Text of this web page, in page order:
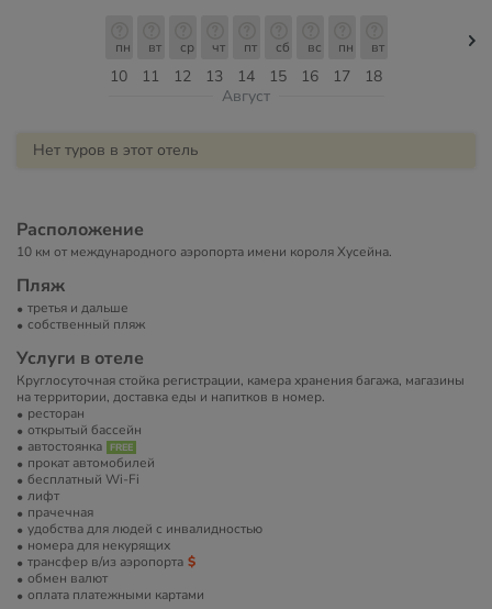
10
пн
11
вт
12
ср
13
чт
14
пт
15
сб
16
вс
17
пн
18
вт
Август
Нет туров в этот отель
Расположение
10 км от международного аэропорта имени короля Хусейна.
Пляж
третья и дальше
собственный пляж
Услуги в отеле
Круглосуточная стойка регистрации, камера хранения багажа, магазины
на территории, доставка еды и напитков в номер.
ресторан
открытый бассейн
автостоянка
прокат автомобилей
бесплатный Wi-Fi
лифт
прачечная
удобства для людей с инвалидностью
номера для некурящих
трансфер в/из аэропорта
обмен валют
оплата платежными картами